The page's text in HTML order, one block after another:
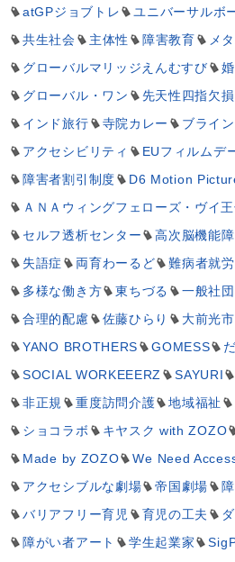
atGPジョブトレ
ユニバーサルボ
共生社会
主体性 障害教育
メ
グローバルマリッジえんむすび
グローバル・ワン
先天性四指欠損
インド旅行
寺院カレー ブライ
アクセシビリティ
EUフィルムデ
障害者割引制度
D6 Motion
ＡＮＡウィングフェローズ・ヴイ
セルフ透析センター
高次脳機能
失語症
両育わーるど 難病者就労
多様な働き方
東ちづる
一般社
合理的配慮
佐藤ひらり 大前光市
YANO BROTHERS
GOMESS
SOCIAL WORKEEERZ
SAYURI
非正規
重度訪問介護 地域福祉
ショコラボ
キヤスク with ZOZO
Made by ZOZO
We Need
アクセシブルな劇場
帝国劇場
バリアフリー育児
育児の工夫
障がい者アート
学生起業家